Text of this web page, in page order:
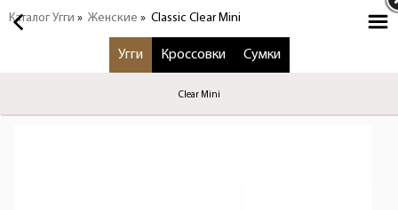
Каталог Угги » Женские » Classic Clear Mini
Угги Кроссовки Сумки
Clear Mini